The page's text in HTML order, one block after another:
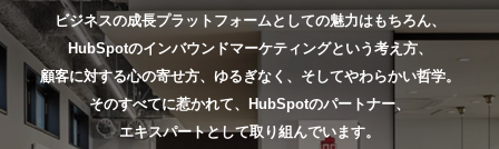
ビジネスの成長プラットフォームとしての魅力はもちろん、
HubSpotのインバウンドマーケティングという考え方、
顧客に対する心の寄せ方、ゆるぎなく、そしてやわらかい哲学。
そのすべてに惹かれて、HubSpotのパートナー、
エキスパートとして取り組んでいます。